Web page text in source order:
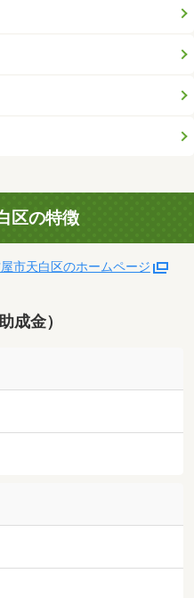
区の特徴
市天白区のホームページ
成金）